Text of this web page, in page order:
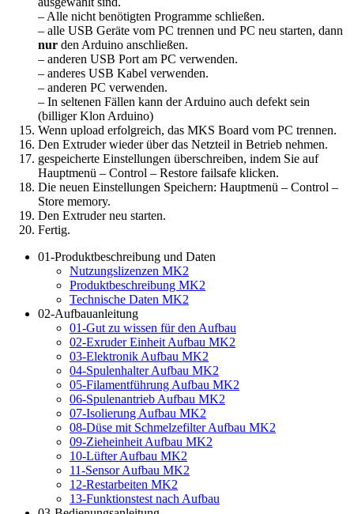
– Alle nicht benötigten Programme schließen.
– alle USB Geräte vom PC trennen und PC neu starten, dann
nur den Arduino anschließen.
– anderen USB Port am PC verwenden.
– anderes USB Kabel verwenden.
– anderen PC verwenden.
– In seltenen Fällen kann der Arduino auch defekt sein
(billiger Klon Arduino)
Wenn upload erfolgreich, das MKS Board vom PC trennen.
Den Extruder wieder über das Netzteil in Betrieb nehmen.
gespeicherte Einstellungen überschreiben, indem Sie auf
Hauptmenü – Control – Restore failsafe klicken.
Die neuen Einstellungen Speichern: Hauptmenü – Control –
Store memory.
Den Extruder neu starten.
Fertig.
01-Produktbeschreibung und Daten
Nutzungslizenzen MK2
Produktbeschreibung MK2
Technische Daten MK2
02-Aufbauanleitung
01-Gut zu wissen für den Aufbau
02-Exruder Einheit Aufbau MK2
03-Elektronik Aufbau MK2
04-Spulenhalter Aufbau MK2
05-Filamentführung Aufbau MK2
06-Spulenantrieb Aufbau MK2
07-Isolierung Aufbau MK2
08-Düse mit Schmelzefilter Aufbau MK2
09-Zieheinheit Aufbau MK2
10-Lüfter Aufbau MK2
11-Sensor Aufbau MK2
12-Restarbeiten MK2
13-Funktionstest nach Aufbau